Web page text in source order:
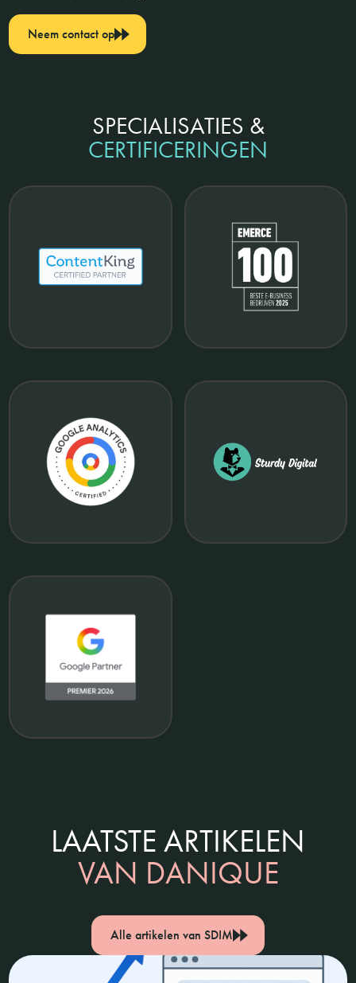
Neem contact op
SPECIALISATIES &
CERTIFICERINGEN
LAATSTE ARTIKELEN
VAN DANIQUE
Alle artikelen van SDIM